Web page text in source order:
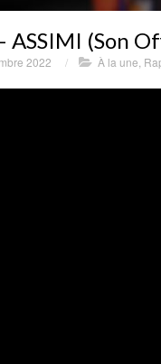
ASSIMI (Son
2022 / À la une